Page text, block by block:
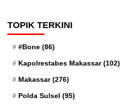
TOPIK TERKINI
#Bone (86)
Kapolrestabes Makassar(102)
Makassar(276)
Polda Sulsel (95)